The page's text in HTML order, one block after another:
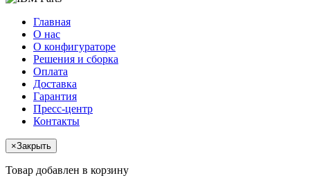
Главная
О нас
О конфигураторе
Решения и сборка
Оплата
Доставка
Гарантия
Пресс-центр
Контакты
×Закрыть
Товар добавлен в корзину